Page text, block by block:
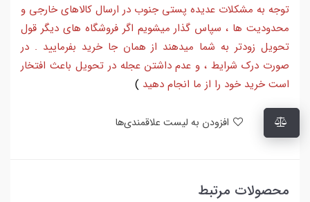
توجه به مشکلات عدیده پستی جنوب در ارسال کالاهای خارجی و
محدودیت ها ، سپاس گذار میشویم اگر فروشگاه های دیگر قول
تحویل زودتر به شما میدهند از همان جا خرید بفرمایید . در
صورت درک شرایط ، و عدم داشتن عجله در تحویل باعث افتخار
است خرید خود را از ما انجام دهید )
محصولات مرتبط